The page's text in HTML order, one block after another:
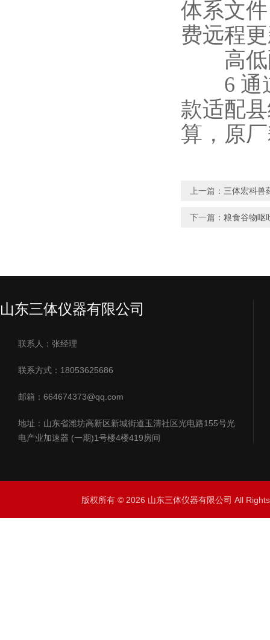
体系文
费远程
高低
6 通道
款适配
算，原
上一篇： 三体宏科兽
下一篇： 粮食谷物呕
山东三体仪器有限公司
联系人：张经理
联系方式：18053625686
邮箱：664674373@qq.com
地址：山东省潍坊高新区新城街道玉清社区光电路155号光
电产业加速器 (一期)1号楼4楼419房间
版权所有 © 2026 山东三体仪器有限公司 All